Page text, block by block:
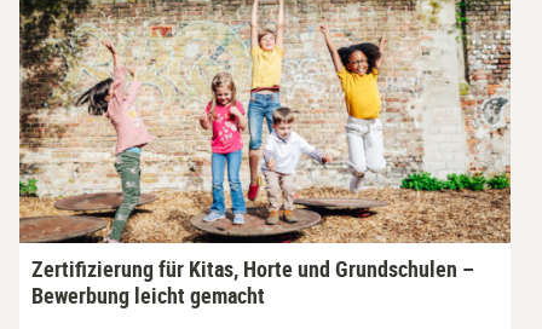
Zertifizierung für Kitas, Horte und Grundschulen –
Bewerbung leicht gemacht